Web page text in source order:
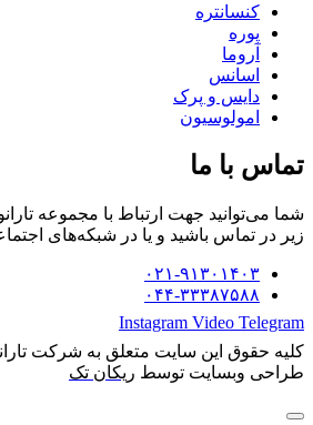
کنسانتره
پوره
آروما
اسانس
دایس و پرک
امولوسیون
تماس با ما
شما می‌توانید جهت ارتباط با مجموعه
زیر در تماس باشید و یا در شبکه‌های
۰۲۱-۹۱۳۰۱۴۰۳
۰۴۴-۳۳۳۸۷۵۸۸
Instagram Video Telegram
کلیه حقوق این سایت متعلق به شرکت
طراحی وبسایت توسط ریکان تک